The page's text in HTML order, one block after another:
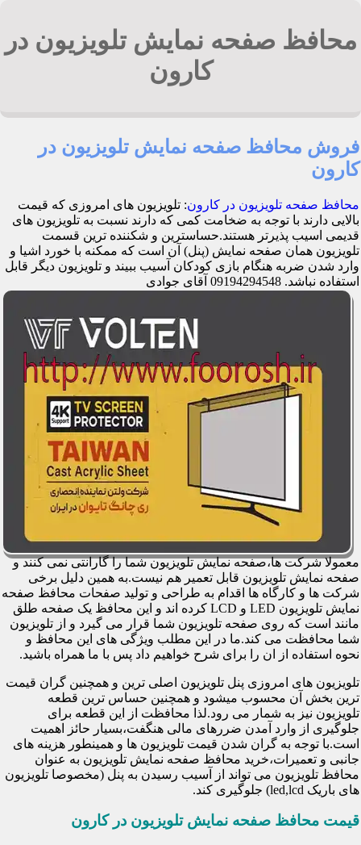
محافظ صفحه نمایش تلویزیون در
کارون
فروش محافظ صفحه نمایش تلویزیون در
کارون
محافظ صفحه تلویزیون در کارون: تلویزیون های امروزی که قیمت
بالایی دارند با توجه به ضخامت کمی که دارند نسبت به تلویزیون های
قدیمی اسیب پذیرتر هستند.حساسترین و شکننده ترین قسمت
تلویزیون همان صفحه نمایش (پنل) آن است که ممکنه با خورد اشیا و
وارد شدن ضربه هنگام بازی کودکان آسیب ببیند و تلویزیون دیگر قابل
استفاده نباشد. 09194294548 آقای جوادی
معمولا شرکت ها،صفحه نمایش تلویزیون شما را گارانتی نمی کنند و
صفحه نمایش تلویزیون قابل تعمیر هم نیست.به همین دلیل برخی
شرکت ها و کارگاه ها اقدام به طراحی و تولید صفحات محافظ صفحه
نمایش تلویزیون LED و LCD کرده اند و این محافظ یک صفحه طلق
مانند است که روی صفحه تلویزیون شما قرار می گیرد و از تلویزیون
شما محافظت می کند.ما در این مطلب ویژگی های این محافظ و
نحوه استفاده از ان را برای شرح خواهیم داد پس با ما همراه باشید.
تلویزیون های امروزی پنل تلویزیون اصلی ترین و همچنین گران قیمت
ترین بخش آن محسوب میشود و همچنین حساس ترین قطعه
تلویزیون نیز به شمار می رود.لذا محافظت از این قطعه برای
جلوگیری از وارد آمدن ضررهای مالی هنگفت،بسیار حائز اهمیت
است.با توجه به گران شدن قیمت تلویزیون ها و همینطور هزینه های
جانبی و تعمیرات،خرید محافظ صفحه نمایش تلویزیون به عنوان
محافظ تلویزیون می تواند از آسیب رسیدن به پنل (مخصوصا تلویزیون
های باریک led,lcd) جلوگیری کند.
قیمت محافظ صفحه نمایش تلویزیون در کارون